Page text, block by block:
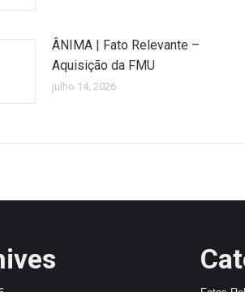
ÂNIMA | Fato Relevante –
Aquisição da FMU
julho 14, 2026